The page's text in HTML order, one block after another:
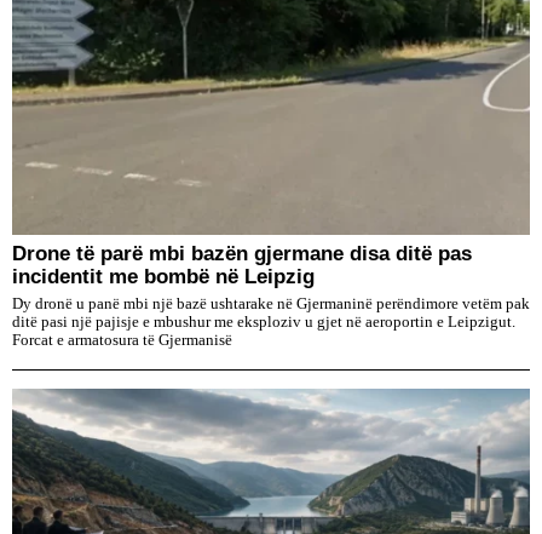
Drone të parë mbi bazën gjermane disa ditë pas
incidentit me bombë në Leipzig
Dy dronë u panë mbi një bazë ushtarake në Gjermaninë perëndimore vetëm pak
ditë pasi një pajisje e mbushur me eksploziv u gjet në aeroportin e Leipzigut.
Forcat e armatosura të Gjermanisë